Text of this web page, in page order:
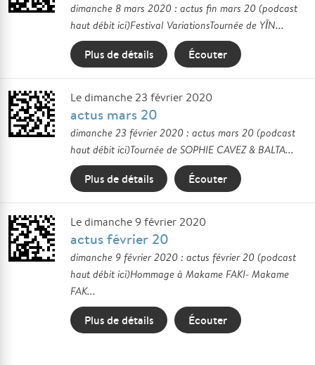
dimanche 8 mars 2020 : actus fin mars 20 (podcast
haut débit ici)Festival VariationsTournée de YĪN...
Plus de détails Écouter
Le dimanche 23 février 2020
actus mars 20
dimanche 23 février 2020 : actus mars 20 (podcast
haut débit ici)Tournée de SOPHIE CAVEZ & BALTA...
Plus de détails Écouter
Le dimanche 9 février 2020
actus février 20
dimanche 9 février 2020 : actus février 20 (podcast
haut débit ici)Hommage à Makame FAKI- Makame
FAK...
Plus de détails Écouter